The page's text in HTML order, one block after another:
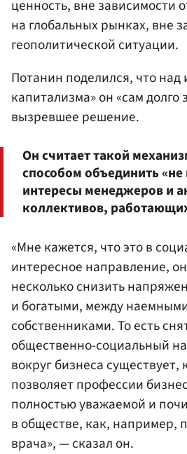
ценность, вне зависимости
на глобальных рынках, вне
геополитической ситуации.
Потанин поделился, что над
капитализма» он «сам долго
вызревшее решение.
Он считает такой
способом объединить «не
интересы менеджеров и
коллективов,
«Мне кажется, что это в
интересное направление,
несколько снизить
и богатыми, между
собственниками. То есть
общественно-социальный
вокруг бизнеса существует,
позволяет профессии
полностью уважаемой и
в обществе, как, например,
врача», — сказал он.